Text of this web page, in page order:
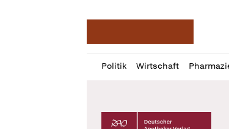
Politik Wirtschaft
Profil
öffnen
Daz
Pur
Deutscher Apotheker Verlag